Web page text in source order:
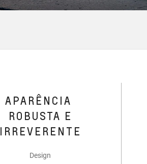
APARÊNCIA
ROBUSTA E
IRREVERENTE
Design